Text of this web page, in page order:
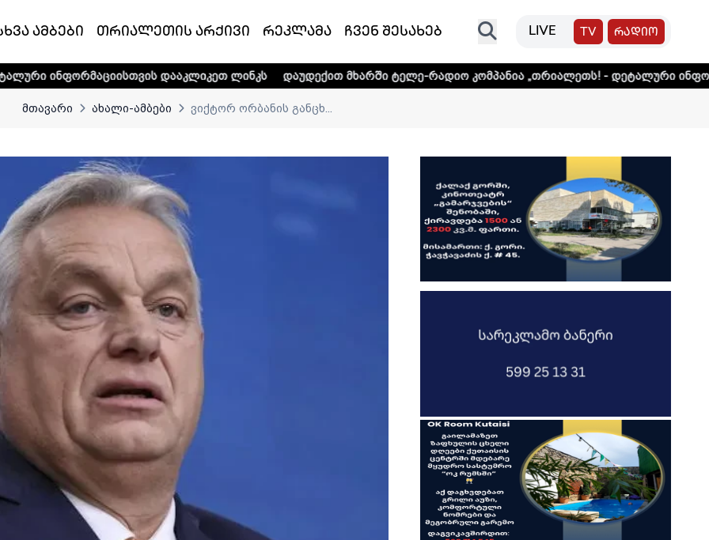
ამბები თრიალეთის არქივი რეკლამა ჩვენ შესახებ LIVE TV რადიო
დააკლიკეთ ლინკს დაუდექით მხარში ტელე-რადიო კომპანია „თრიალეთს! - დეტალური ინფორმაციისთვის
მთავარი ახალი-ამბები ვიქტორ ორბანის განცხ...